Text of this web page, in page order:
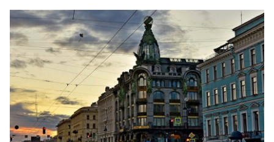
Книги
Выставки
Пресс-
релизы
О
Metro
Стримы
Спецпроекты